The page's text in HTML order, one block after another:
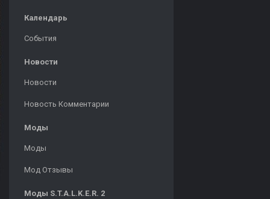
Календарь
События
Новости
Новости
Новость Комментарии
Моды
Моды
Мод Отзывы
Моды S.T.A.L.K.E.R. 2